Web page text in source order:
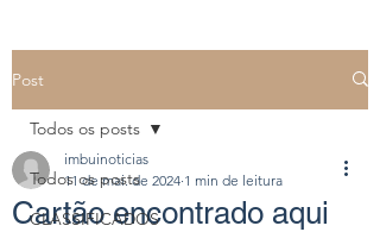
Post
Todos os posts
CLASSIFICADOS
Todos os posts
Cartão encontrado aqui
imbuinoticias
11 de mai. de 2024 1 min de leitura